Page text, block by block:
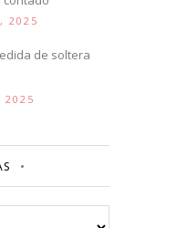
2025
de soltera
2025